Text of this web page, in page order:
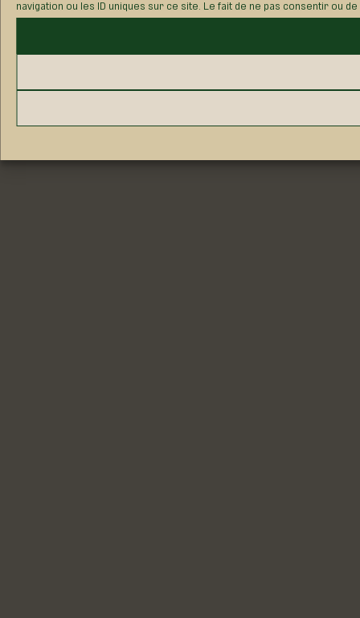
navigation ou les ID uniques sur ce site. Le fait de ne pas consentir